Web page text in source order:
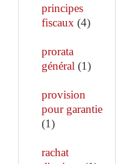
principes
fiscaux (4)
prorata
général (1)
provision
pour garantie
(1)
rachat